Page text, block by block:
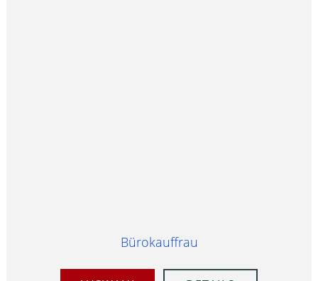
Bürokauffrau